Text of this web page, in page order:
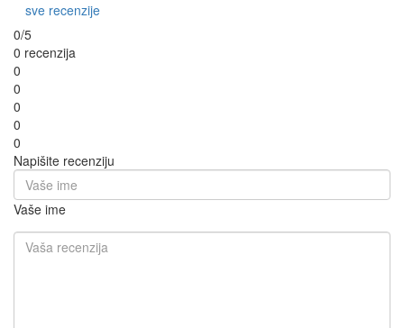
sve recenzije
0/5
0 recenzija
0
0
0
0
0
Napišite recenziju
Vaše ime